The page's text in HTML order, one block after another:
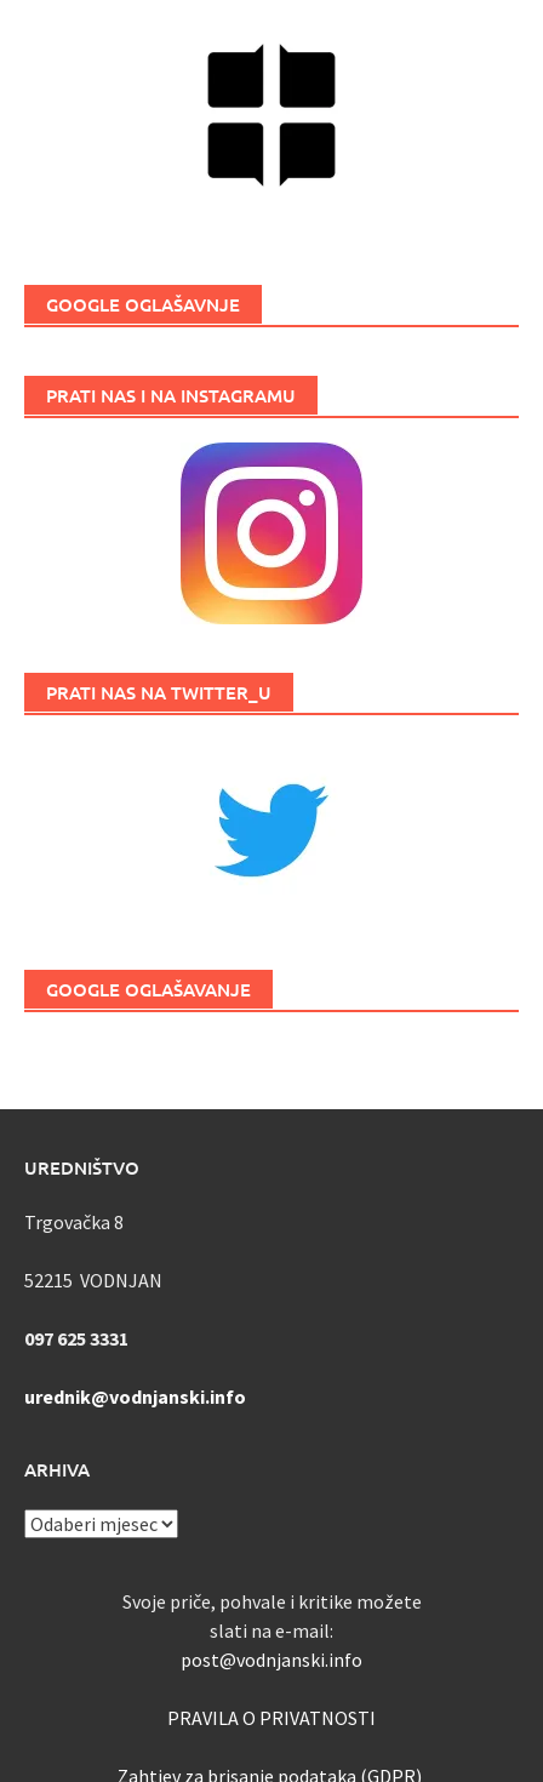
GOOGLE OGLAŠAVNJE
PRATI NAS I NA INSTAGRAMU
PRATI NAS NA TWITTER_U
GOOGLE OGLAŠAVANJE
UREDNIŠTVO
Trgovačka 8
52215 VODNJAN
097 625 3331
urednik@vodnjanski.info
ARHIVA
ARHIVA
Svoje priče, pohvale i kritike možete
slati na e-mail:
post@vodnjanski.info
PRAVILA O PRIVATNOSTI
Zahtjev za brisanje podataka (GDPR)